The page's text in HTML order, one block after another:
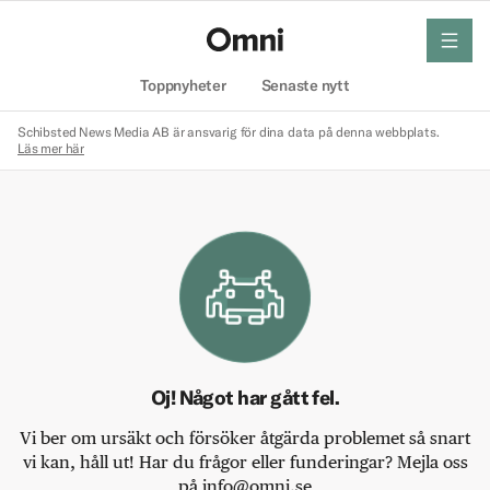
Toppnyheter Senaste nytt
meny
Schibsted News Media AB är ansvarig för dina data på denna webbplats.
Läs mer här
Oj! Något har gått fel.
Vi ber om ursäkt och försöker åtgärda problemet så snart
vi kan, håll ut! Har du frågor eller funderingar? Mejla oss